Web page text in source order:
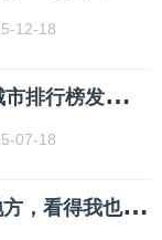
12-18
2
015中国最美丽城市排行榜发布，有你的家乡么
07-18
中
国最美的20个地方，看得我也是醉了